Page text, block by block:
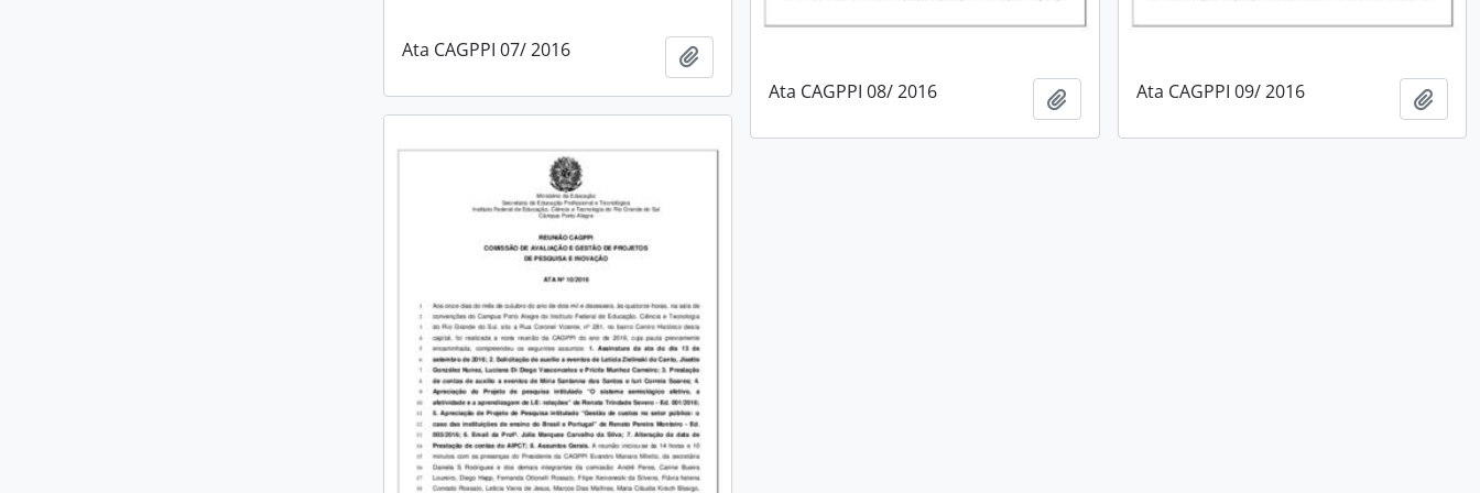
Ata CAGPPI 07/ 2016
Ata CAGPPI 08/ 2016
Adicionar à área de transferência
Ata CAGPPI 09/ 2016